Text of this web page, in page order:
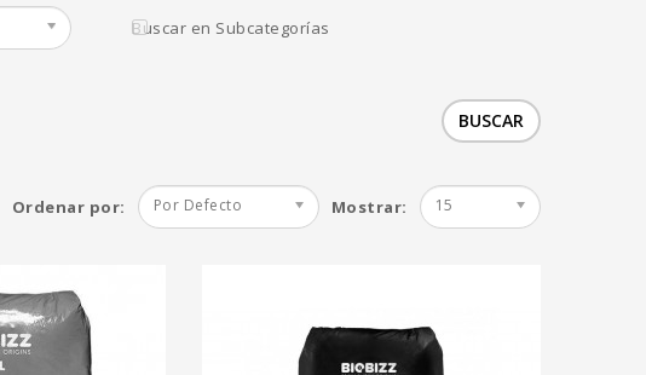
Fire House 12 Reg -
Higher Heights - Higher Heights
Buscar en Subcategorías
Ordenar por: Por Defecto Mostrar: 15